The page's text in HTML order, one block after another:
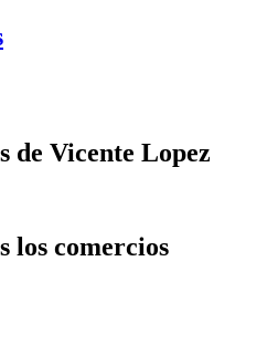
de Vicente Lopez
los comercios